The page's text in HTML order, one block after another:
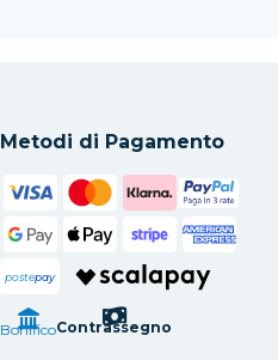
Metodi di Pagamento
postepay
BonificoContrassegno